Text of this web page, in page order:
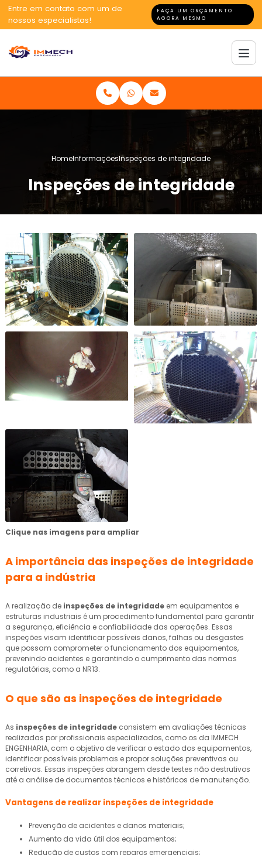
Entre em contato com um de
nossos especialistas!
FAÇA UM ORÇAMENTO
AGORA MESMO
HomeInformaçõesInspeções de integridade
Inspeções de integridade
Clique nas imagens para ampliar
A importância das inspeções de integridade
para a indústria
A realização de inspeções de integridade em equipamentos e
estruturas industriais é um procedimento fundamental para garantir
a segurança, eficiência e confiabilidade das operações. Essas
inspeções visam identificar possíveis danos, falhas ou desgastes
que possam comprometer o funcionamento dos equipamentos,
prevenindo acidentes e garantindo o cumprimento das normas
regulatórias, como a NR13.
O que são as inspeções de integridade
As inspeções de integridade consistem em avaliações técnicas
realizadas por profissionais especializados, como os da IMMECH
ENGENHARIA, com o objetivo de verificar o estado dos equipamentos,
identificar possíveis problemas e propor soluções preventivas ou
corretivas. Essas inspeções abrangem desde testes não destrutivos
até a análise de documentos técnicos e históricos de manutenção.
Vantagens de realizar inspeções de integridade
Prevenção de acidentes e danos materiais;
Aumento da vida útil dos equipamentos;
Redução de custos com reparos emergenciais;